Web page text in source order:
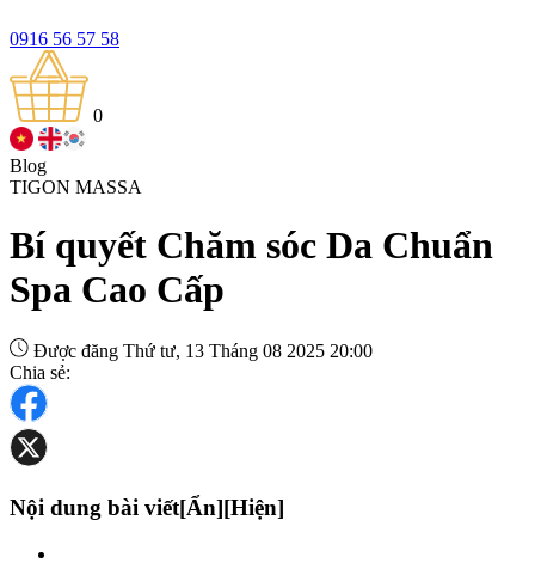
0916 56 57 58
0
Blog
TIGON MASSA
Bí quyết Chăm sóc Da Chuẩn
Spa Cao Cấp
Được đăng Thứ tư, 13 Tháng 08 2025 20:00
Chia sẻ:
Nội dung bài viết[Ẩn][Hiện]